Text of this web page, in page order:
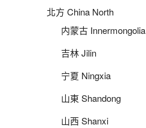
北方 China North
内蒙古 Innermongolia
吉林 Jilin
宁夏 Ningxia
山東 Shandong
山西 Shanxi